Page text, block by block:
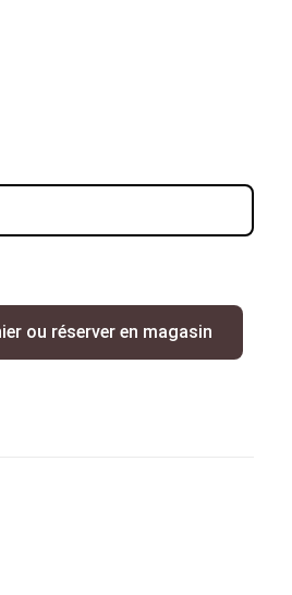
ou réserver en magasin